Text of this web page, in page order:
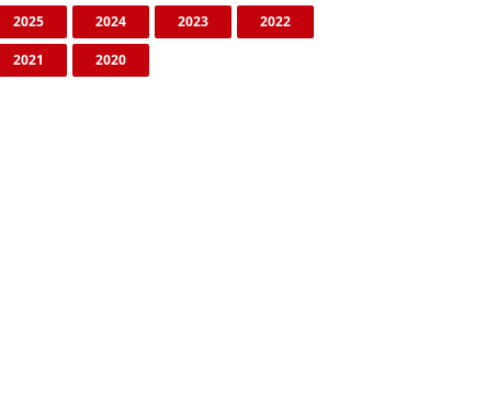
2025 2024 2023 2022
2021 2020